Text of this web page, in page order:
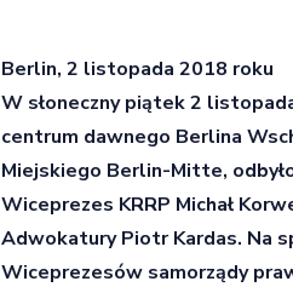
Berlin, 2 listopada 2018 roku
W słoneczny piątek 2
centrum dawnego Berlina
Miejskiego Berlin-Mitte,
Wiceprezes KRRP Michał
Adwokatury Piotr Kardas. Na
Wiceprezesów samorządy